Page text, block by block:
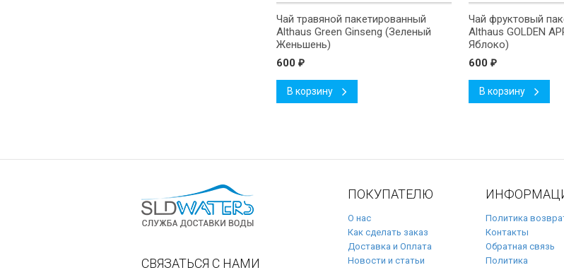
Чай травяной пакетированный
Althaus Green Ginseng (Зеленый
Женьшень)
600 ₽
В корзину
Чай фруктовый
Althaus GOLDEN
Яблоко)
600 ₽
В корзину
СВЯЗАТЬСЯ С НАМИ
ПОКУПАТЕЛЮ
О нас
Как сделать заказ
Доставка и Оплата
Новости и статьи
Политика
Контакты
Обратная связь
Политика